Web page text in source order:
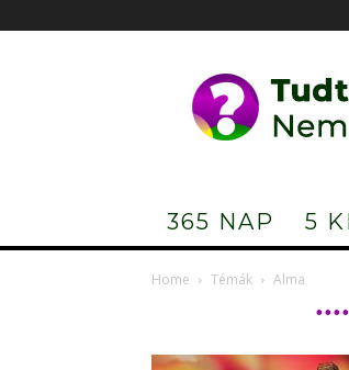
365 NAP 5
Home Témák Alma